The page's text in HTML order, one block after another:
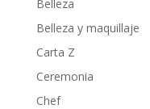
Belleza
Belleza y maquillaje
Carta Z
Ceremonia
Chef